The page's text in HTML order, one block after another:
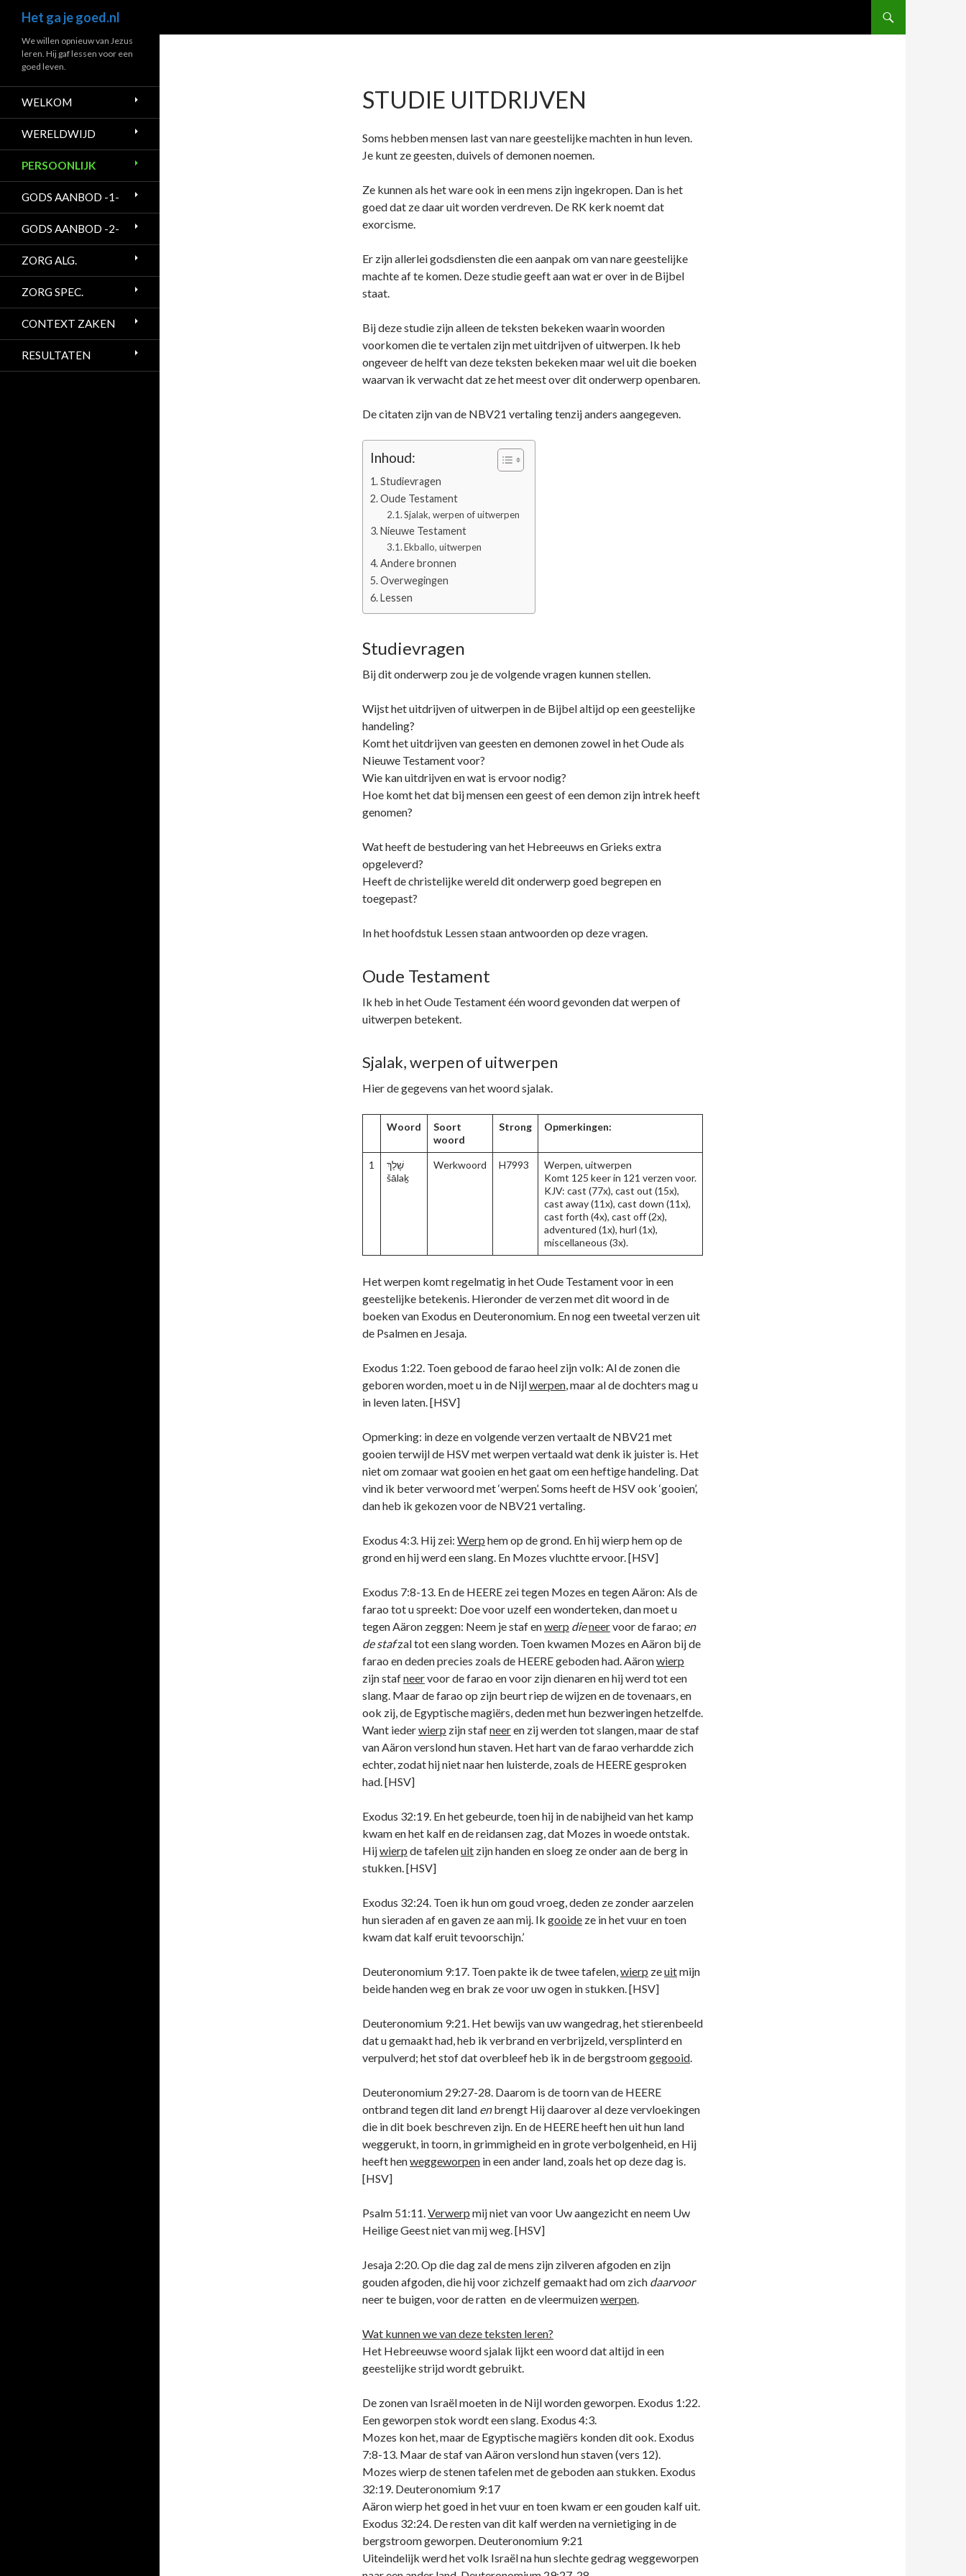
Het ga je goed.nl
STUDIE UITDRIJVEN
Soms hebben mensen last van nare geestelijke machten in hun leven.
Je kunt ze geesten, duivels of demonen noemen.
Ze kunnen als het ware ook in een mens zijn ingekropen. Dan is het
goed dat ze daar uit worden verdreven. De RK kerk noemt dat
exorcisme.
Er zijn allerlei godsdiensten die een aanpak om van nare geestelijke
machte af te komen. Deze studie geeft aan wat er over in de Bijbel
staat.
Bij deze studie zijn alleen de teksten bekeken waarin woorden
voorkomen die te vertalen zijn met uitdrijven of uitwerpen. Ik heb
ongeveer de helft van deze teksten bekeken maar wel uit die boeken
waarvan ik verwacht dat ze het meest over dit onderwerp openbaren.
De citaten zijn van de NBV21 vertaling tenzij anders aangegeven.
Inhoud:
Studievragen
Oude Testament
Sjalak, werpen of uitwerpen
Nieuwe Testament
Ekballo, uitwerpen
Andere bronnen
Overwegingen
Lessen
Studievragen
Bij dit onderwerp zou je de volgende vragen kunnen stellen.
Wijst het uitdrijven of uitwerpen in de Bijbel altijd op een geestelijke
handeling?
Komt het uitdrijven van geesten en demonen zowel in het Oude als
Nieuwe Testament voor?
Wie kan uitdrijven en wat is ervoor nodig?
Hoe komt het dat bij mensen een geest of een demon zijn intrek heeft
genomen?
Wat heeft de bestudering van het Hebreeuws en Grieks extra
opgeleverd?
Heeft de christelijke wereld dit onderwerp goed begrepen en
toegepast?
In het hoofdstuk Lessen staan antwoorden op deze vragen.
Oude Testament
Ik heb in het Oude Testament één woord gevonden dat werpen of
uitwerpen betekent.
Sjalak, werpen of uitwerpen
Hier de gegevens van het woord sjalak.
Woord
Soort
woord
Strong Opmerkingen:
1
שָׁלַךְ
šālaḵ
Werkwoord H7993
Werpen, uitwerpen
Komt 125 keer in 121 verzen voor.
KJV: cast (77x), cast out (15x),
cast away (11x), cast down (11x),
cast forth (4x), cast off (2x),
adventured (1x), hurl (1x),
miscellaneous (3x).
Het werpen komt regelmatig in het Oude Testament voor in een
geestelijke betekenis. Hieronder de verzen met dit woord in de
boeken van Exodus en Deuteronomium. En nog een tweetal verzen uit
de Psalmen en Jesaja.
Exodus 1:22. Toen gebood de farao heel zijn volk: Al de zonen die
geboren worden, moet u in de Nijlwerpen, maar al de dochters mag u
in leven laten. [HSV]
Opmerking: in deze en volgende verzen vertaalt de NBV21 met
gooien terwijl de HSV met werpen vertaald wat denk ik juister is. Het
niet om zomaar wat gooien en het gaat om een heftige handeling. Dat
vind ik beter verwoord met ‘werpen’. Soms heeft de HSV ook ‘gooien’,
dan heb ik gekozen voor de NBV21 vertaling.
Exodus 4:3. Hij zei: Werp hem op de grond. En hij wierp hem op de
grond en hij werd een slang. En Mozes vluchtte ervoor. [HSV]
Exodus 7:8-13. En de HEERE zei tegen Mozes en tegen Aäron: Als de
farao tot u spreekt: Doe voor uzelf een wonderteken, dan moet u
tegen Aäron zeggen: Neem je staf enwerp dieneervoor de farao; en
de stafzal tot een slang worden. Toen kwamen Mozes en Aäron bij de
farao en deden precies zoals de HEERE geboden had. Aäronwierp
zijn stafneervoor de farao en voor zijn dienaren en hij werd tot een
slang. Maar de farao op zijn beurt riep de wijzen en de tovenaars, en
ook zij, de Egyptische magiërs, deden met hun bezweringen hetzelfde.
Want iederwierp zijn stafneeren zij werden tot slangen, maar de staf
van Aäron verslond hun staven. Het hart van de farao verhardde zich
echter, zodat hij niet naar hen luisterde, zoals de HEERE gesproken
had. [HSV]
Exodus 32:19. En het gebeurde, toen hij in de nabijheid van het kamp
kwam en het kalf en de reidansen zag, dat Mozes in woede ontstak.
Hijwierp de tafelenuit zijn handen en sloeg ze onder aan de berg in
stukken. [HSV]
Exodus 32:24. Toen ik hun om goud vroeg, deden ze zonder aarzelen
hun sieraden af en gaven ze aan mij. Ik gooide ze in het vuur en toen
kwam dat kalf eruit tevoorschijn.’
Deuteronomium 9:17. Toen pakte ik de twee tafelen,wierp zeuitmijn
beide handen weg en brak ze voor uw ogen in stukken. [HSV]
Deuteronomium 9:21. Het bewijs van uw wangedrag, het stierenbeeld
dat u gemaakt had, heb ik verbrand en verbrijzeld, versplinterd en
verpulverd; het stof dat overbleef heb ik in de bergstroomgegooid.
Deuteronomium 29:27-28. Daarom is de toorn van de HEERE
ontbrand tegen dit land enbrengt Hij daarover al deze vervloekingen
die in dit boek beschreven zijn. En de HEERE heeft hen uit hun land
weggerukt, in toorn, in grimmigheid en in grote verbolgenheid, en Hij
heeft henweggeworpen in een ander land, zoals het op deze dag is.
[HSV]
Psalm 51:11.Verwerp mij niet van voor Uw aangezicht en neem Uw
Heilige Geest niet van mij weg. [HSV]
Jesaja 2:20. Op die dag zal de mens zijn zilveren afgoden en zijn
gouden afgoden, die hij voor zichzelf gemaakt had om zich daarvoor
neer te buigen, voor de ratten en de vleermuizenwerpen.
Wat kunnen we van deze teksten leren?
Het Hebreeuwse woord sjalak lijkt een woord dat altijd in een
geestelijke strijd wordt gebruikt.
De zonen van Israël moeten in de Nijl worden geworpen. Exodus 1:22.
Een geworpen stok wordt een slang. Exodus 4:3.
Mozes kon het, maar de Egyptische magiërs konden dit ook. Exodus
7:8-13. Maar de staf van Aäron verslond hun staven (vers 12).
Mozes wierp de stenen tafelen met de geboden aan stukken. Exodus
32:19. Deuteronomium 9:17
Aäron wierp het goed in het vuur en toen kwam er een gouden kalf uit.
Exodus 32:24. De resten van dit kalf werden na vernietiging in de
bergstroom geworpen. Deuteronomium 9:21
Uiteindelijk werd het volk Israël na hun slechte gedrag weggeworpen
We willen opnieuw van Jezus
leren. Hij gaf lessen voor een
goed leven.
WELKOM
WERELDWIJD
PERSOONLIJK
GODS AANBOD -1-
GODS AANBOD -2-
ZORG ALG.
ZORG SPEC.
CONTEXT ZAKEN
RESULTATEN